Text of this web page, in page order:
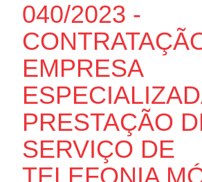
040/2023 -
EMPRESA
PRESTAÇÃO
SERVIÇO DE
TELEFONIA